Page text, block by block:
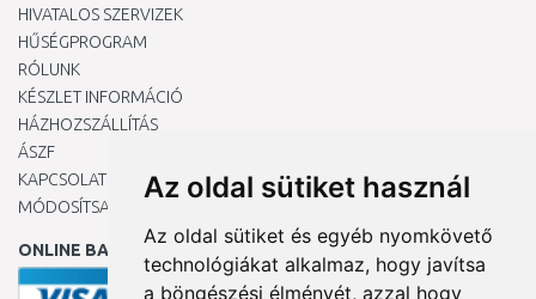
Az oldal sütiket használ
Az oldal sütiket és egyéb nyomkövető
technológiákat alkalmaz, hogy javítsa
a böngészési élményét, azzal hogy
HIVATALOS SZERVIZEK
HŰSÉGPROGRAM
RÓLUNK
KÉSZLET INFORMÁCIÓ
HÁZHOZSZÁLLÍTÁS
ÁSZF
KAPCSOLAT
MÓDOSÍTSA A COOKIE-BEÁLLÍTÁSAIMAT
ONLINE BANKKÁRTYÁVAL